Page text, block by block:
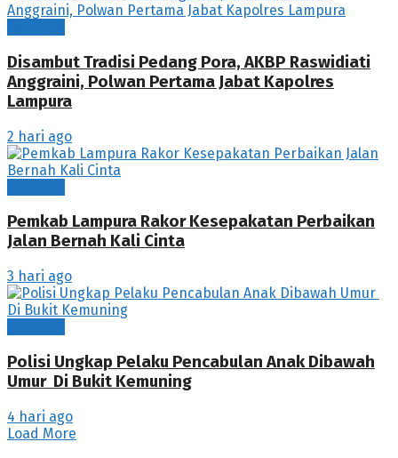
Disambut Tradisi Pedang Pora, AKBP Raswidiati
Anggraini, Polwan Pertama Jabat Kapolres
Lampura
2 hari ago
Pemkab Lampura Rakor Kesepakatan Perbaikan
Jalan Bernah Kali Cinta
3 hari ago
Polisi Ungkap Pelaku Pencabulan Anak Dibawah
Umur Di Bukit Kemuning
4 hari ago
Load More